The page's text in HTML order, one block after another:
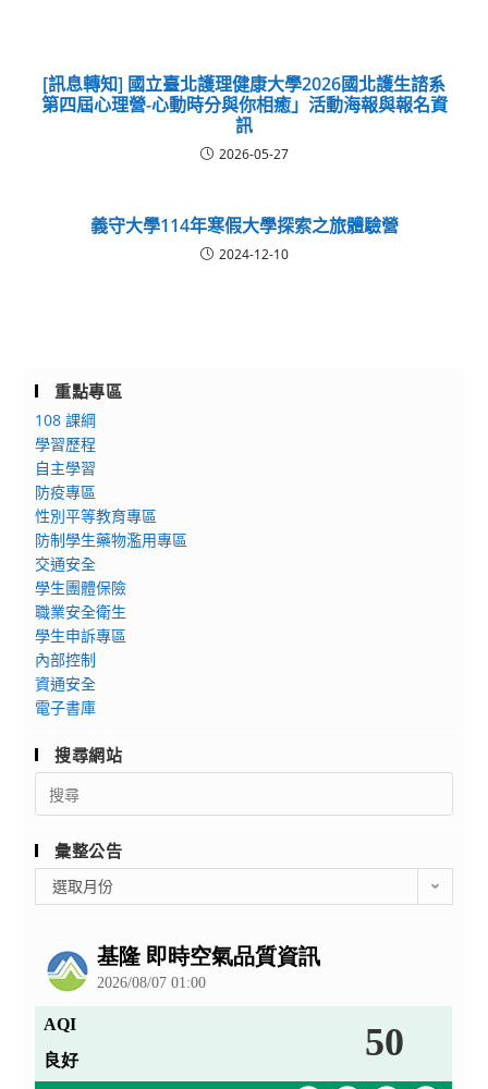
[訊息轉知] 國立臺北護理健康大學2026國北護生諮系
第四屆心理營-心動時分與你相癒」活動海報與報名資
訊
2026-05-27
義守大學114年寒假大學探索之旅體驗營
2024-12-10
重點專區
108 課綱
學習歷程
自主學習
防疫專區
性別平等教育專區
防制學生藥物濫用專區
交通安全
學生團體保險
職業安全衛生
學生申訴專區
內部控制
資通安全
電子書庫
搜尋網站
Search
for:
彙整公告
整
選取月份